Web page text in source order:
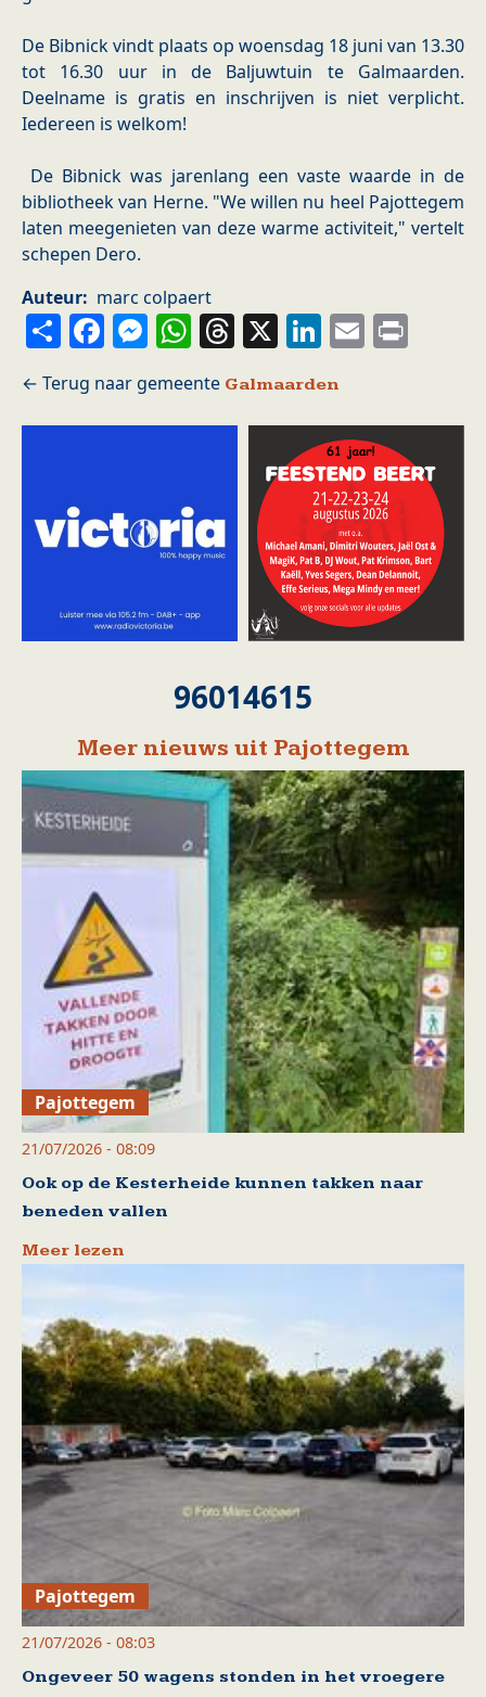
De Bibnick vindt plaats op woensdag 18 juni van 13.30
tot 16.30 uur in de Baljuwtuin te Galmaarden.
Deelname is gratis en inschrijven is niet verplicht.
Iedereen is welkom!
De Bibnick was jarenlang een vaste waarde in de
bibliotheek van Herne. "We willen nu heel Pajottegem
laten meegenieten van deze warme activiteit," vertelt
schepen Dero.
Auteur
marc colpaert
ShareFacebook
Messenger
WhatsApp
Threads
X LinkedIn
Email
Galmaarden
96014615
Meer nieuws uit Pajottegem
Pajottegem
21/07/2026 - 08:09
Ook op de Kesterheide kunnen takken naar
beneden vallen
Meer lezen
Pajottegem
21/07/2026 - 08:03
Ongeveer 50 wagens stonden in het vroegere